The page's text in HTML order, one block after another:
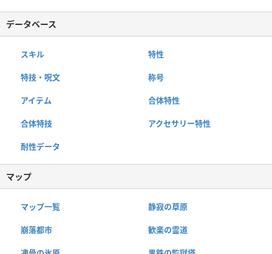
データベース
スキル 特性
特技・呪文 称号
アイテム 合体特性
合体特技 アクセサリー特性
耐性データ
マップ
マップ一覧 静寂の草原
崩落都市 歓楽の霊道